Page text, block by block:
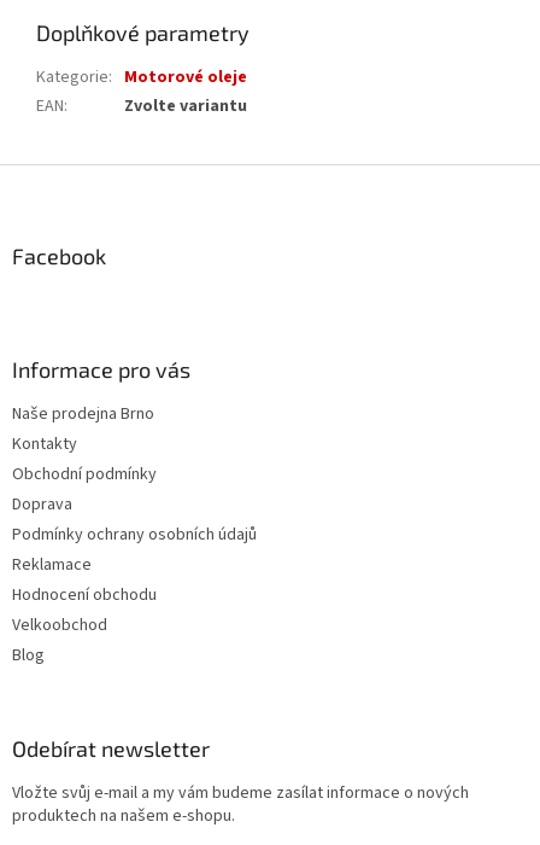
Doplňkové parametry
Kategorie: Motorové oleje
EAN: Zvolte variantu
Facebook
Informace pro vás
Naše prodejna Brno
Kontakty
Obchodní podmínky
Doprava
Podmínky ochrany osobních údajů
Reklamace
Hodnocení obchodu
Velkoobchod
Blog
Odebírat newsletter
Vložte svůj e-mail a my vám budeme zasílat informace o nových
produktech na našem e-shopu.